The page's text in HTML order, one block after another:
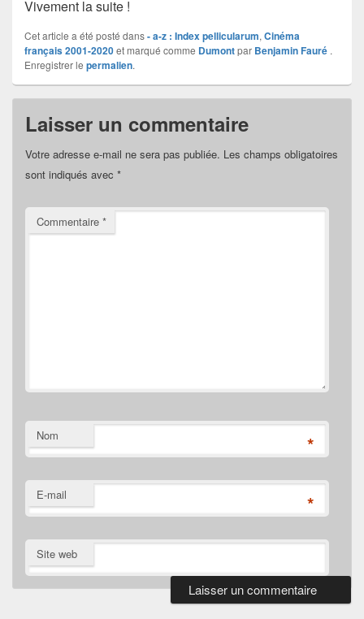
Vivement la suite !
Cet article a été posté dans- a-z : Index pellicularum,Cinéma
français 2001-2020et marqué comme Dumontpar Benjamin Fauré .
Enregistrer le permalien.
Laisser un commentaire
Votre adresse e-mail ne sera pas publiée. Les champs obligatoires
sont indiqués avec *
Commentaire *
Nom *
E-mail *
Site web